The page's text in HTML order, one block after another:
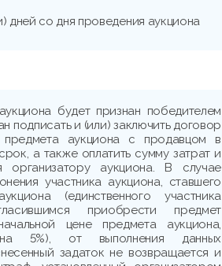
дней со дня проведения аукциона
будет признан победителем
подписать и (или) заключить договор
предмета аукциона с продавцом в
а также оплатить сумму затрат и
организатору аукциона. В случае
участника аукциона, ставшего
(единственного участника
приобрести предмет
цене предмета аукциона,
на 5%), от выполнения данных
задаток не возвращается и